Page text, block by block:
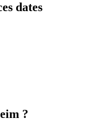
dates
?